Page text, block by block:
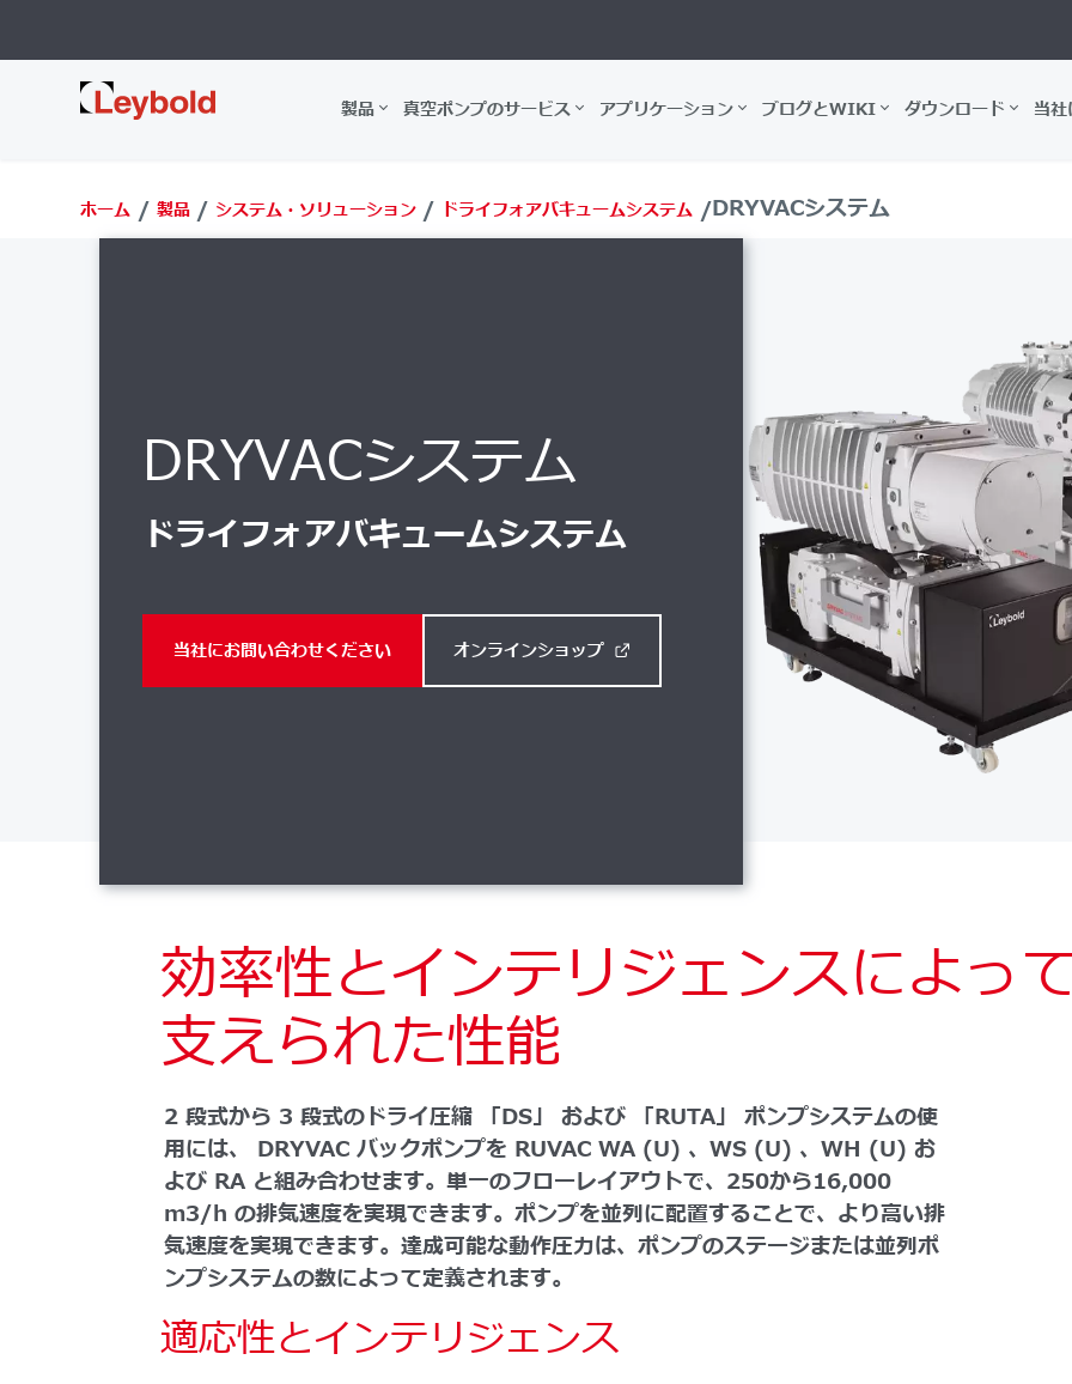
Leybold 製品 真空ポンプのサービス アプリケーション ブログとWIKI ダウンロード 当
ホーム 製品 システム・ソリューション ドライフォアバキュームシステム DRYVACシステム
DRYVACシステム
ドライフォアバキュームシステム
当社にお問い合わせください オンラインショップ
効率性とインテリジェンスによっ
支えられた性能
2 段式から 3 段式のドライ圧縮 「DS」 および 「RUTA」 ポンプシステムの使
用には、 DRYVAC バックポンプを RUVAC WA (U) 、WS (U) 、WH (U) お
よび RA と組み合わせます。単一のフローレイアウトで、250から16,000
m3/h の排気速度を実現できます。ポンプを並列に配置することで、より高い排
気速度を実現できます。達成可能な動作圧力は、ポンプのステージまたは並列ポ
ンプシステムの数によって定義されます。
適応性とインテリジェンス